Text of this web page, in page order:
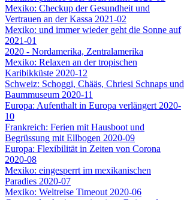
Mexiko: Checkup der Gesundheit und
Vertrauen an der Kassa 2021-02
Mexiko: und immer wieder geht die Sonne auf
2021-01
2020 - Nordamerika, Zentralamerika
Mexiko: Relaxen an der tropischen
Karibikküste 2020-12
Schweiz: Schoggi, Chääs, Chriesi Schnaps und
Baummuseum 2020-11
Europa: Aufenthalt in Europa verlängert 2020-
10
Frankreich: Ferien mit Hausboot und
Begrüssung mit Ellbogen 2020-09
Europa: Flexibilität in Zeiten von Corona
2020-08
Mexiko: eingesperrt im mexikanischen
Paradies 2020-07
Mexiko: Weltreise Timeout 2020-06